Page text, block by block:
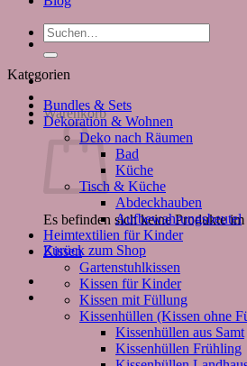
Suchen
nach:
Warenkorb
Es befinden sich keine Produkte
Zurück zum Shop
Kategorien
Bundles & Sets
Dekoration & Wohnen
Deko nach Räumen
Bad
Küche
Tisch & Küche
Abdeckhauben
Aufbewahrungsbeutel
Heimtextilien für Kinder
Kissen
Gartenstuhlkissen
Kissen für Kinder
Kissen mit Füllung
Kissenhüllen (Kissen ohne
Kissenhüllen aus Samt
Kissenhüllen Frühling